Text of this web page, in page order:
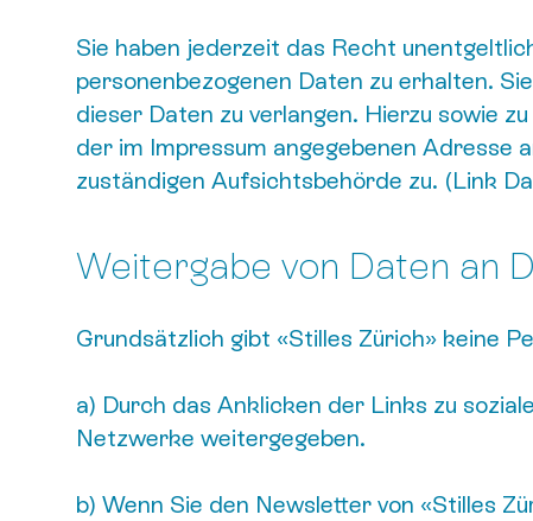
Sie haben jederzeit das Recht
personenbezogenen Daten zu erhalten.
dieser Daten zu verlangen. Hierzu sowie
der im Impressum angegebenen Adresse
zuständigen Aufsichtsbehörde zu. (Link
Weitergabe von Daten an
Grundsätzlich gibt «Stilles Zürich» keine
a) Durch das Anklicken der Links zu
Netzwerke weitergegeben.
b) Wenn Sie den Newsletter von «Stilles